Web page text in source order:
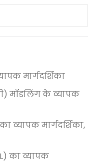
मार्गदर्शिका
मॉडलिंग के व्यापक
व्यापक मार्गदर्शिका,
का व्यापक